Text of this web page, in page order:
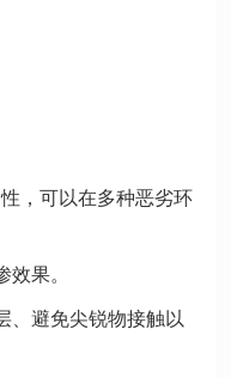
，可以在多种恶劣环
果。
、避免尖锐物接触以